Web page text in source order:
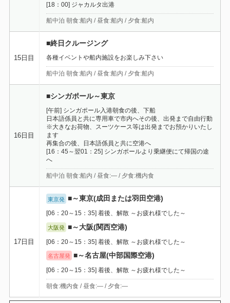
[18：00] ジャカルタ出港
船中泊 朝食:船内 / 昼食:船内 / 夕食:船内
15日目
■終日クルージング
各種イベントや船内施設をお楽しみ下さい
船中泊 朝食:船内 / 昼食:船内 / 夕食:船内
16日目
■シンガポール～東京
[午前] シンガポール入港朝食の後、下船
日本語係員と共に専用車で市内へその後、出発まで自由行動
※大きなお荷物、スーツケース等は出発までお預かりいたし
ます
再集合の後、日本語係員と共に空港へ
[16：45～翌01：25] シンガポールより乗継便にて帰国の途
へ
船中泊 朝食:船内 / 昼食:― / 夕食:機内食
17日目
東京発 ■～東京(成田または羽田空港)
[06：20～15：35] 着後、解散 ～お疲れ様でした～
大阪発 ■～大阪(関西空港)
[06：20～15：35] 着後、解散 ～お疲れ様でした～
名古屋発 ■～名古屋(中部国際空港)
[06：20～15：35] 着後、解散 ～お疲れ様でした～
朝食:機内食 / 昼食:― / 夕食:―